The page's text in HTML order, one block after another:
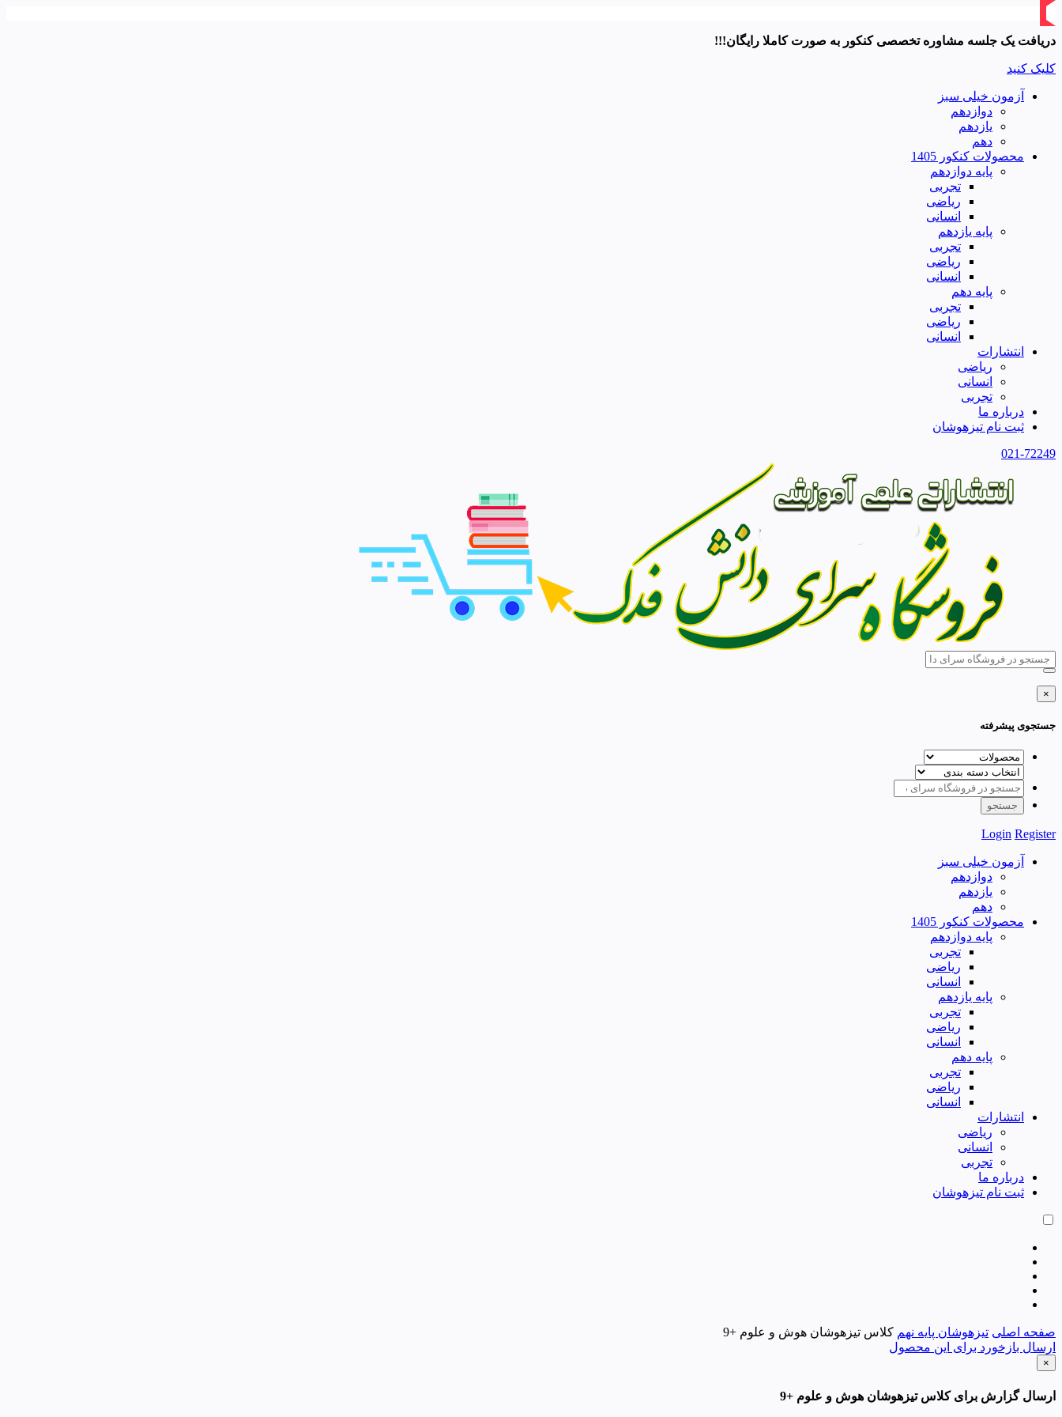
دریافت یک جلسه مشاوره تخصصی کنکور به صورت کاملا رایگان!!!
کلیک کنید
آزمون خیلی سبز
دوازدهم
یازدهم
دهم
محصولات کنکور 1405
پایه دوازدهم
تجربی
ریاضی
انسانی
پایه یازدهم
تجربی
ریاضی
انسانی
پایه دهم
تجربی
ریاضی
انسانی
انتشارات
ریاضی
انسانی
تجربی
درباره ما
ثبت نام تیزهوشان
021-72249
×
جستجوی پیشرفته
Login Register
آزمون خیلی سبز
دوازدهم
یازدهم
دهم
محصولات کنکور 1405
پایه دوازدهم
تجربی
ریاضی
انسانی
پایه یازدهم
تجربی
ریاضی
انسانی
پایه دهم
تجربی
ریاضی
انسانی
انتشارات
ریاضی
انسانی
تجربی
درباره ما
ثبت نام تیزهوشان
صفحه اصلی تیزهوشان پایه نهم کلاس تیزهوشان هوش و علوم +9
ارسال بازخورد برای این محصول
×
ارسال گزارش برای کلاس تیزهوشان هوش و علوم +9